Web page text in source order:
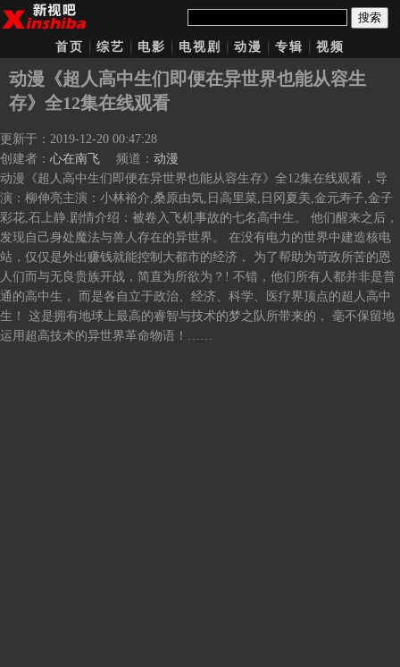
搜索
首页 综艺 电影 电视剧 动漫 专辑 视频
动漫《超人高中生们即便在异世界也能从容生
存》全12集在线观看
更新于：2019-12-20 00:47:28
创建者： 心在南飞 频道： 动漫
动漫《超人高中生们即便在异世界也能从容生存》全12集在线观看，导
演：柳伸亮主演：小林裕介,桑原由気,日高里菜,日冈夏美,金元寿子,金子
彩花,石上静.剧情介绍：被卷入飞机事故的七名高中生。 他们醒来之后，
发现自己身处魔法与兽人存在的异世界。 在没有电力的世界中建造核电
站，仅仅是外出赚钱就能控制大都市的经济， 为了帮助为苛政所苦的恩
人们而与无良贵族开战，简直为所欲为？! 不错，他们所有人都并非是普
通的高中生， 而是各自立于政治、经济、科学、医疗界顶点的超人高中
生！ 这是拥有地球上最高的睿智与技术的梦之队所带来的， 毫不保留地
运用超高技术的异世界革命物语！……